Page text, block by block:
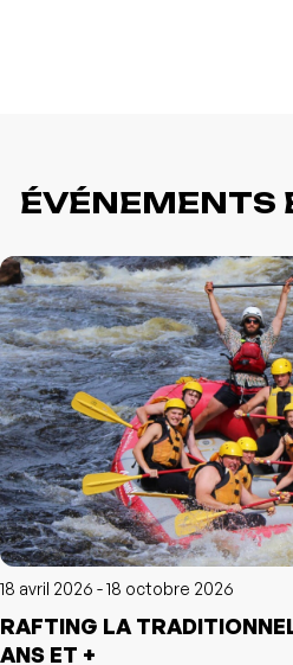
ÉVÉNEMENTS
L'événement a été ajouté à vos
Événement retiré de vos favoris
18 avril 2026 - 18 octobre 2026
RAFTING LA
ANS ET +
L'événement a été ajouté à vos
Consulter mes favoris
Événement retiré de vos favoris
Consulter mes favoris